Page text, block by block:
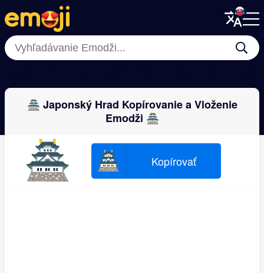
Menu
Close
Menu
Close
🏯 Japonský Hrad Kopírovanie a Vloženie
Emodži 🏯
🏯 🏯 Kopírovať